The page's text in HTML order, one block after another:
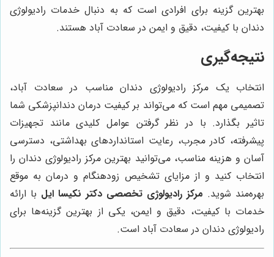
بهترین گزینه برای افرادی است که به دنبال خدمات رادیولوژی
دندان با کیفیت، دقیق و ایمن در سعادت آباد هستند.
نتیجه‌گیری
انتخاب یک مرکز رادیولوژی دندان مناسب در سعادت آباد،
تصمیمی مهم است که می‌تواند بر کیفیت درمان دندانپزشکی شما
تاثیر بگذارد. با در نظر گرفتن عوامل کلیدی مانند تجهیزات
پیشرفته، کادر مجرب، رعایت استانداردهای بهداشتی، دسترسی
آسان و هزینه مناسب، می‌توانید بهترین مرکز رادیولوژی دندان را
انتخاب کنید و از مزایای تشخیص زودهنگام و درمان به موقع
بهره‌مند شوید. مرکز رادیولوژی تخصصی دکتر نکیسا ایل با ارائه
خدمات با کیفیت، دقیق و ایمن، یکی از بهترین گزینه‌ها برای
رادیولوژی دندان در سعادت آباد است.